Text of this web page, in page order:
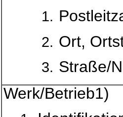
Ort,
Straße/
Werk/Betrieb1)